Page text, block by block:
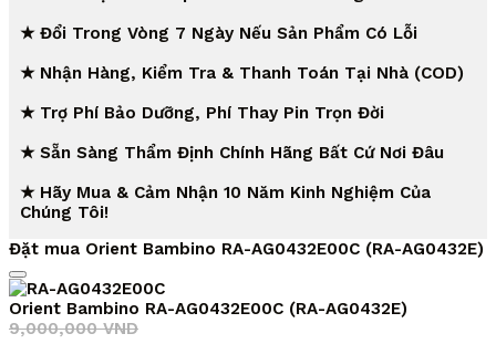
★ Đổi Trong Vòng 7 Ngày Nếu Sản Phẩm Có Lỗi
★ Nhận Hàng, Kiểm Tra & Thanh Toán Tại Nhà (COD)
★ Trợ Phí Bảo Dưỡng, Phí Thay Pin Trọn Đời
★ Sẵn Sàng Thẩm Định Chính Hãng Bất Cứ Nơi Đâu
★ Hãy Mua & Cảm Nhận 10 Năm Kinh Nghiệm Của
Chúng Tôi!
Đặt mua Orient Bambino RA-AG0432E00C (RA-AG0432E)
Orient Bambino RA-AG0432E00C (RA-AG0432E)
9,000,000VND